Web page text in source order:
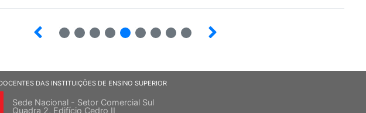
DAS INSTITUIÇÕES DE ENSINO SUPERIOR
Sede Nacional - Setor Comercial Sul
Quadra 2, Edifício Cedro II